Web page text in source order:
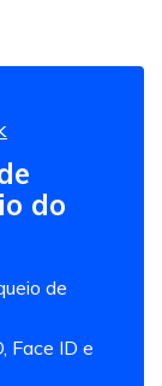
do
de
Face ID e